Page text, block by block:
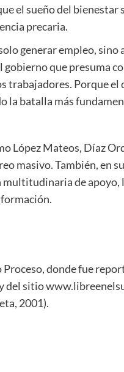
el sueño del bienestar
precaria.
generar empleo, sino
que presuma
trabajadores. Porque el
la batalla más
López Mateos, Díaz
masivo. También, en
de apoyo,
donde fue
del sitio
2001).